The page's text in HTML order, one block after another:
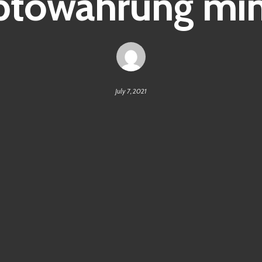
July 7, 2021